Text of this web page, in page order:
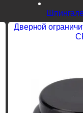
Дверной